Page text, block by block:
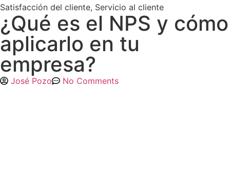
Satisfacción del cliente, Servicio al cliente
¿Qué es el NPS y cómo
aplicarlo en tu
empresa?
José Pozo No Comments